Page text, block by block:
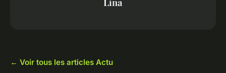
← Voir tous les articles Actu